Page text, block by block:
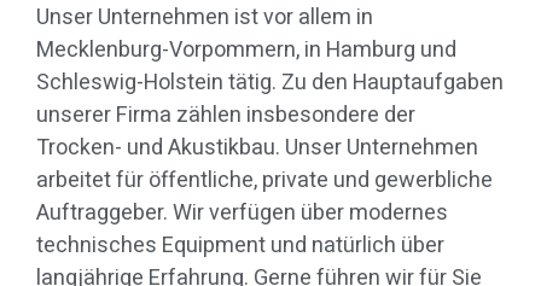
Unser Unternehmen ist vor allem in
Mecklenburg-Vorpommern, in Hamburg und
Schleswig-Holstein tätig. Zu den Hauptaufgaben
unserer Firma zählen insbesondere der
Trocken- und Akustikbau. Unser Unternehmen
arbeitet für öffentliche, private und gewerbliche
Auftraggeber. Wir verfügen über modernes
technisches Equipment und natürlich über
langjährige Erfahrung. Gerne führen wir für Sie